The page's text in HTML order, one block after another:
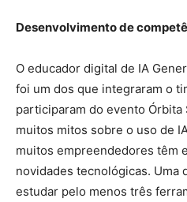
Desenvolvimento de
O educador digital de IA
foi um dos que integraram o
participaram do evento Órbita
muitos mitos sobre o uso de
muitos empreendedores têm
novidades tecnológicas. Uma
estudar pelo menos três